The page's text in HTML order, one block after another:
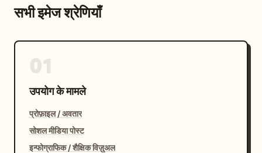
सभी इमेज श्रेणियाँ
उपयोग के मामले
प्रोफ़ाइल / अवतार
सोशल मीडिया पोस्ट
इन्फोग्राफिक / शैक्षिक विज़ुअल